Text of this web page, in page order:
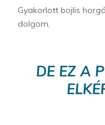
Gyakorlott bojlis
dolgom,
DE EZ A